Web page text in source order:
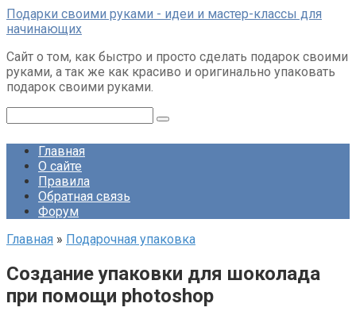
Перейти
к
Подарки своими руками - идеи и мастер-классы для
начинающих
Сайт о том, как быстро и просто сделать подарок своими
руками, а так же как красиво и оригинально упаковать
подарок своими руками.
Главная
О сайте
Правила
Обратная связь
Форум
Главная » Подарочная упаковка
Создание упаковки для шоколада
при помощи photoshop